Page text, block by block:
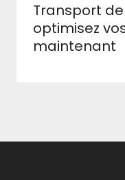
Transport
optimisez
maintenant